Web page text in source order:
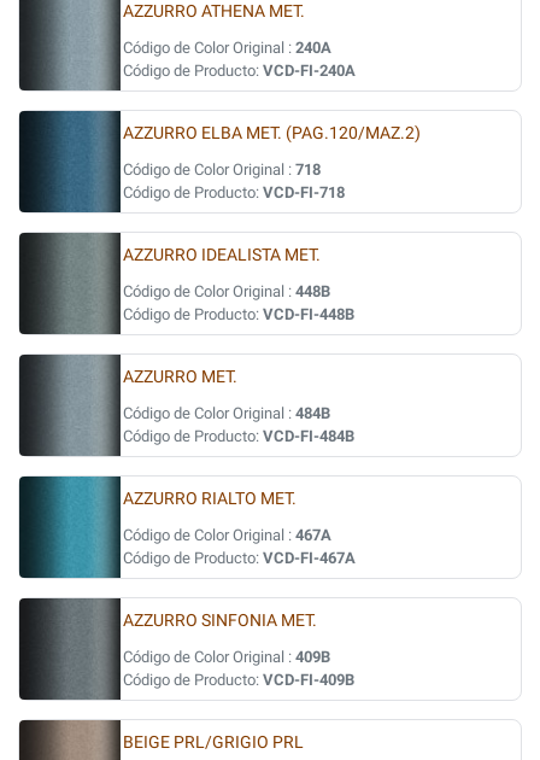
AZZURRO ATHENA MET.
Código de Color Original : 240A
Código de Producto: VCD-FI-240A
AZZURRO ELBA MET. (PAG.120/MAZ.2)
Código de Color Original : 718
Código de Producto: VCD-FI-718
AZZURRO IDEALISTA MET.
Código de Color Original : 448B
Código de Producto: VCD-FI-448B
AZZURRO MET.
Código de Color Original : 484B
Código de Producto: VCD-FI-484B
AZZURRO RIALTO MET.
Código de Color Original : 467A
Código de Producto: VCD-FI-467A
AZZURRO SINFONIA MET.
Código de Color Original : 409B
Código de Producto: VCD-FI-409B
BEIGE PRL/GRIGIO PRL